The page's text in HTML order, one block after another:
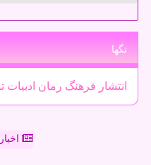
تگها
انتشار فرهنگ رمان ادبیات